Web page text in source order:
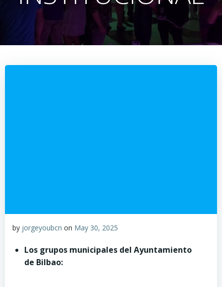
by jorgeyoubcn on May 30, 2025
Los grupos municipales del Ayuntamiento
de Bilbao: